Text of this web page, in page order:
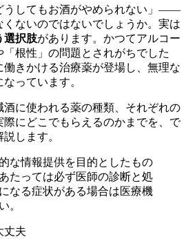
うしてもお酒がやめられない」——
ないのではないでしょうか。実は
選択肢があります。かつてアルコー
根性」の問題とされがちでした
きかける治療薬が登場し、無理な
っています。
酒に使われる薬の種類、それぞれの
にどこでもらえるのかまでを、で
します。
な情報提供を目的としたもの
たっては必ず医師の診断と処
なる症状がある場合は医療機
。
丈夫